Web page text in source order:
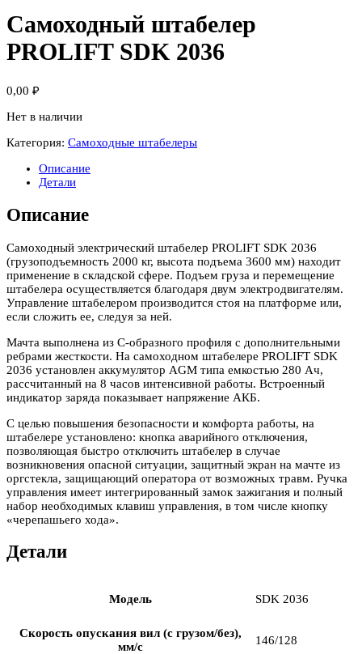
Самоходный штабелер
PROLIFT SDK 2036
0,00 ₽
Нет в наличии
Категория: Самоходные штабелеры
Описание
Детали
Описание
Самоходный электрический штабелер PROLIFT SDK 2036
(грузоподъемность 2000 кг, высота подъема 3600 мм) находит
применение в складской сфере. Подъем груза и перемещение
штабелера осуществляется благодаря двум электродвигателям.
Управление штабелером производится стоя на платформе или,
если сложить ее, следуя за ней.
Мачта выполнена из С-образного профиля с дополнительными
ребрами жесткости. На самоходном штабелере PROLIFT SDK
2036 установлен аккумулятор AGM типа емкостью 280 Ач,
рассчитанный на 8 часов интенсивной работы. Встроенный
индикатор заряда показывает напряжение АКБ.
С целью повышения безопасности и комфорта работы, на
штабелере установлено: кнопка аварийного отключения,
позволяющая быстро отключить штабелер в случае
возникновения опасной ситуации, защитный экран на мачте из
оргстекла, защищающий оператора от возможных травм. Ручка
управления имеет интегрированный замок зажигания и полный
набор необходимых клавиш управления, в том числе кнопку
«черепашьего хода».
Детали
Модель SDK 2036
Скорость опускания вил (с грузом/без),
мм/с
146/128